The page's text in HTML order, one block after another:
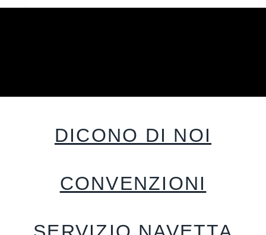
DICONO DI NOI
CONVENZIONI